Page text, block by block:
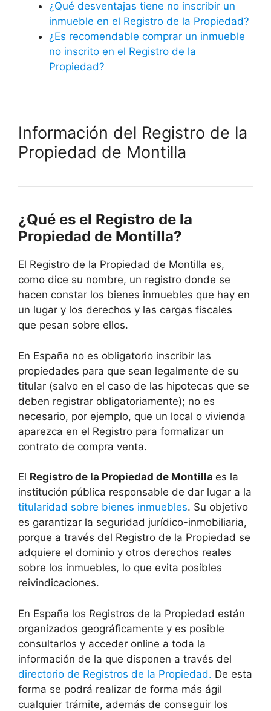
¿Qué desventajas tiene no inscribir un
inmueble en el Registro de la Propiedad?
¿Es recomendable comprar un inmueble
no inscrito en el Registro de la
Propiedad?
Información del Registro de la
Propiedad de Montilla
¿Qué es el Registro de la
Propiedad de Montilla?
El Registro de la Propiedad de Montilla es,
como dice su nombre, un registro donde se
hacen constar los bienes inmuebles que hay en
un lugar y los derechos y las cargas fiscales
que pesan sobre ellos.
En España no es obligatorio inscribir las
propiedades para que sean legalmente de su
titular (salvo en el caso de las hipotecas que se
deben registrar obligatoriamente); no es
necesario, por ejemplo, que un local o vivienda
aparezca en el Registro para formalizar un
contrato de compra venta.
El Registro de la Propiedad de Montilla es la
institución pública responsable de dar lugar a la
titularidad sobre bienes inmuebles. Su objetivo
es garantizar la seguridad jurídico-inmobiliaria,
porque a través del Registro de la Propiedad se
adquiere el dominio y otros derechos reales
sobre los inmuebles, lo que evita posibles
reivindicaciones.
En España los Registros de la Propiedad están
organizados geográficamente y es posible
consultarlos y acceder online a toda la
información de la que disponen a través del
directorio de Registros de la Propiedad. De esta
forma se podrá realizar de forma más ágil
cualquier trámite, además de conseguir los